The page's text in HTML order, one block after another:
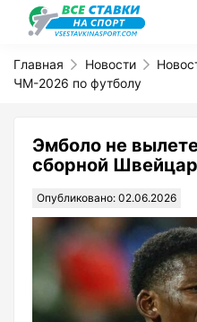
Главная Новости
ЧМ-2026 по футболу
Эмболо не
сборной
Опубликовано: 02.06.2026